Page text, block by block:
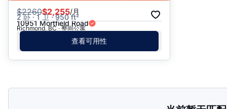
$2260$2,255/月
2 卧 · 1 卫 · 950 ft²
10951 Mortfield Road
Richmond, BC · 整间公寓
查看可用性